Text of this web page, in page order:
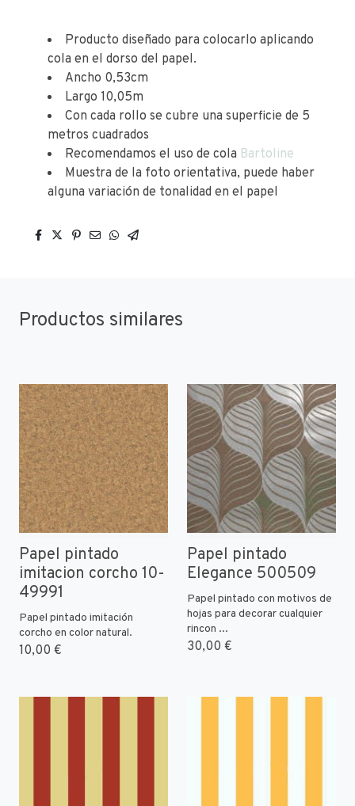
Producto diseñado para colocarlo aplicando
cola en el dorso del papel.
Ancho 0,53cm
Largo 10,05m
Con cada rollo se cubre una superficie de 5
metros cuadrados
Recomendamos el uso de cola Bartoline
Muestra de la foto orientativa, puede haber
alguna variación de tonalidad en el papel
Productos similares
Papel pintado
imitacion corcho 10-
49991
Papel pintado imitación
corcho en color natural.
10,00 €
Papel pintado
Elegance 500509
Papel pintado con motivos de
hojas para decorar cualquier
rincon ...
30,00 €